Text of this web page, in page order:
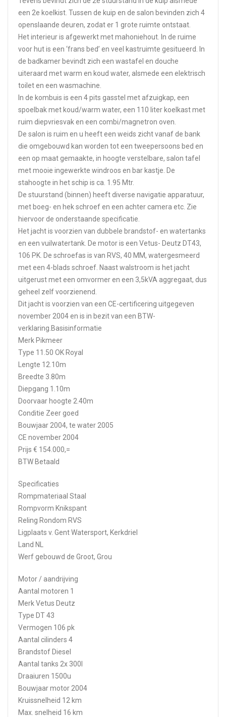
een 2e koelkist. Tussen de kuip en de salon bevinden zich 4
openslaande deuren, zodat er 1 grote ruimte ontstaat.
Het interieur is afgewerkt met mahoniehout. In de ruime
voor hut is een ‘frans bed’ en veel kastruimte gesitueerd. In
de badkamer bevindt zich een wastafel en douche
uiteraard met warm en koud water, alsmede een elektrisch
toilet en een wasmachine.
In de kombuis is een 4 pits gasstel met afzuigkap, een
spoelbak met koud/warm water, een 110 liter koelkast met
ruim diepvriesvak en een combi/magnetron oven.
De salon is ruim en u heeft een weids zicht vanaf de bank
die omgebouwd kan worden tot een tweepersoons bed en
een op maat gemaakte, in hoogte verstelbare, salon tafel
met mooie ingewerkte windroos en bar kastje. De
stahoogte in het schip is ca. 1.95 Mtr.
De stuurstand (binnen) heeft diverse navigatie apparatuur,
met boeg- en hek schroef en een achter camera etc. Zie
hiervoor de onderstaande specificatie.
Het jacht is voorzien van dubbele brandstof- en watertanks
en een vuilwatertank. De motor is een Vetus- Deutz DT43,
106 PK. De schroefas is van RVS, 40 MM, watergesmeerd
met een 4-blads schroef. Naast walstroom is het jacht
uitgerust met een omvormer en een 3,5kVA aggregaat, dus
geheel zelf voorzienend.
Dit jacht is voorzien van een CE-certificering uitgegeven
november 2004 en is in bezit van een BTW-
verklaring.Basisinformatie
Merk Pikmeer
Type 11.50 OK Royal
Lengte 12.10m
Breedte 3.80m
Diepgang 1.10m
Doorvaar hoogte 2.40m
Conditie Zeer goed
Bouwjaar 2004, te water 2005
CE november 2004
Prijs € 154.000,=
BTW Betaald
Specificaties
Rompmateriaal Staal
Rompvorm Knikspant
Reling Rondom RVS
Ligplaats v. Gent Watersport, Kerkdriel
Land NL
Werf gebouwd de Groot, Grou
Motor / aandrijving
Aantal motoren 1
Merk Vetus Deutz
Type DT 43
Vermogen 106 pk
Aantal cilinders 4
Brandstof Diesel
Aantal tanks 2x 300l
Draaiuren 1500u
Bouwjaar motor 2004
Kruissnelheid 12 km
Max. snelheid 16 km